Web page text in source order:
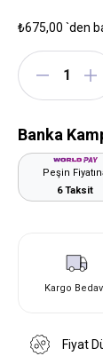
₺675,00 `den
Banka
Peşin
6 Taksit
Kargo
Fiyat